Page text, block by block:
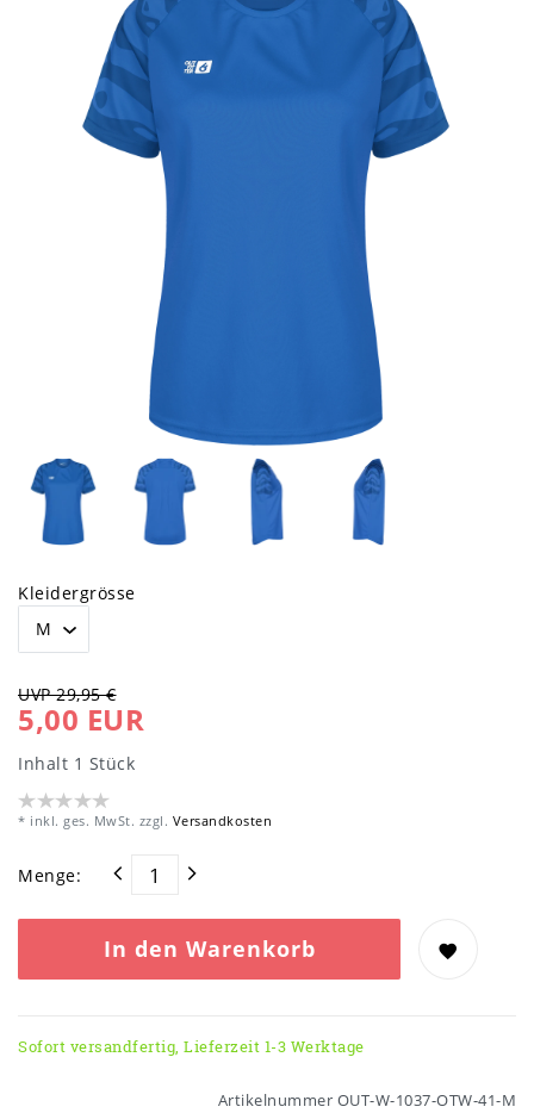
Kleidergrösse
UVP 29,95 €
5,00 EUR
Inhalt 1 Stück
* inkl. ges. MwSt. zzgl. Versandkosten
Menge:
In den Warenkorb
Sofort versandfertig, Lieferzeit 1-3 Werktage
Artikelnummer OUT-W-1037-OTW-41-M